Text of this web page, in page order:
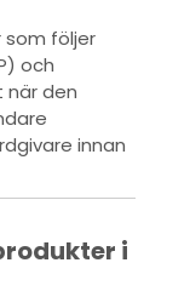
som följer
och
när den
innan
i